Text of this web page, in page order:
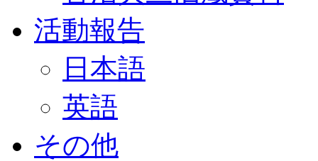
活動報告
日本語
英語
その他